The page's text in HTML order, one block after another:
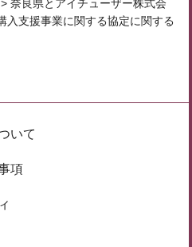
> 奈良県とアイチューザー株式会
入支援事業に関する協定に関する
いて
項